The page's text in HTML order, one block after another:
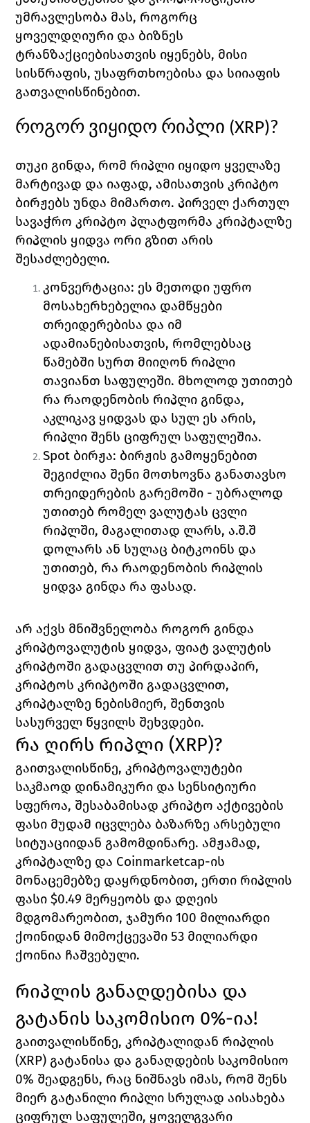
უმრავლესობა მას, როგორც
ყოველდღიური და ბიზნეს
ტრანზაქციებისათვის იყენებს, მისი
სისწრაფის, უსაფრთხოებისა და სიიაფის
გათვალისწინებით.
როგორ ვიყიდო რიპლი (XRP)?
თუკი გინდა, რომ რიპლი იყიდო ყველაზე
მარტივად და იაფად, ამისათვის კრიპტო
ბირჟებს უნდა მიმართო. პირველ ქართულ
სავაჭრო კრიპტო პლატფორმა კრიპტალზე
რიპლის ყიდვა ორი გზით არის
შესაძლებელი.
კონვერტაცია: ეს მეთოდი უფრო
მოსახერხებელია დამწყები
თრეიდერებისა და იმ
ადამიანებისათვის, რომლებსაც
წამებში სურთ მიიღონ რიპლი
თავიანთ საფულეში. მხოლოდ უთითებ
რა რაოდენობის რიპლი გინდა,
აკლიკავ ყიდვას და სულ ეს არის,
რიპლი შენს ციფრულ საფულეშია.
Spot ბირჟა: ბირჟის გამოყენებით
შეგიძლია შენი მოთხოვნა განათავსო
თრეიდერების გარემოში - უბრალოდ
უთითებ რომელ ვალუტას ცვლი
რიპლში, მაგალითად ლარს, ა.შ.შ
დოლარს ან სულაც ბიტკოინს და
უთითებ, რა რაოდენობის რიპლის
ყიდვა გინდა რა ფასად.
არ აქვს მნიშვნელობა როგორ გინდა
კრიპტოვალუტის ყიდვა, ფიატ ვალუტის
კრიპტოში გადაცვლით თუ პირდაპირ,
კრიპტოს კრიპტოში გადაცვლით,
კრიპტალზე ნებისმიერ, შენთვის
სასურველ წყვილს შეხვდები.
რა ღირს რიპლი (XRP)?
გაითვალისწინე, კრიპტოვალუტები
საკმაოდ დინამიკური და სენსიტიური
სფეროა, შესაბამისად კრიპტო აქტივების
ფასი მუდამ იცვლება ბაზარზე არსებული
სიტუაციიდან გამომდინარე. ამჟამად,
კრიპტალზე და Coinmarketcap-ის
მონაცემებზე დაყრდნობით, ერთი რიპლის
ფასი $0.49 მერყეობს და დღეის
მდგომარეობით, ჯამური 100 მილიარდი
ქოინიდან მიმოქცევაში 53 მილიარდი
ქოინია ჩაშვებული.
რიპლის განაღდებისა და
გატანის საკომისიო 0%-ია!
გაითვალისწინე, კრიპტალიდან რიპლის
(XRP) გატანისა და განაღდების საკომისიო
0% შეადგენს, რაც ნიშნავს იმას, რომ შენს
მიერ გატანილი რიპლი სრულად აისახება
ციფრულ საფულეში, ყოველგვარი